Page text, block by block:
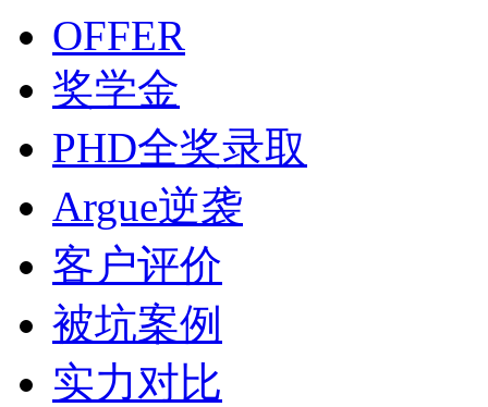
OFFER
奖学金
PHD全奖录取
Argue逆袭
客户评价
被坑案例
实力对比